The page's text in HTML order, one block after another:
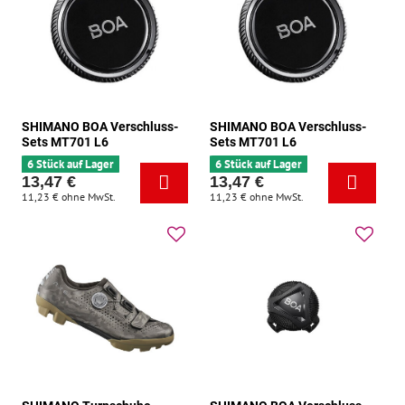
SHIMANO BOA Verschluss-
Sets MT701 L6
6 Stück auf Lager
13,47 €
11,23 € ohne MwSt.
SHIMANO BOA Verschluss-
Sets MT701 L6
6 Stück auf Lager
13,47 €
11,23 € ohne MwSt.